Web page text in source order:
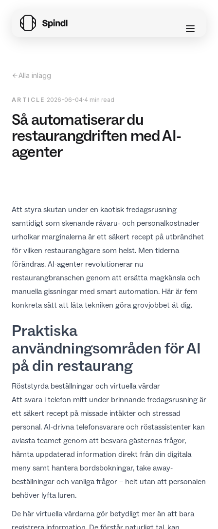
SV
Alla inlägg
ARTICLE ·2026-06-04·4 min read
Så automatiserar du
restaurangdriften med AI-
agenter
Att styra skutan under en kaotisk fredagsrusning
samtidigt som skenande råvaru- och personalkostnader
urholkar marginalerna är ett säkert recept på utbrändhet
för vilken restaurangägare som helst. Men tiderna
förändras. AI-agenter revolutionerar nu
restaurangbranschen genom att ersätta magkänsla och
manuella gissningar med smart automation. Här är fem
konkreta sätt att låta tekniken göra grovjobbet åt dig.
Praktiska
användningsområden för AI
på din restaurang
Röststyrda beställningar och virtuella värdar
Att svara i telefon mitt under brinnande fredagsrusning är
ett säkert recept på missade intäkter och stressad
personal. AI-drivna telefonsvarare och röstassistenter kan
avlasta teamet genom att besvara gästernas frågor,
hämta uppdaterad information direkt från din digitala
meny samt hantera bordsbokningar, take away-
beställningar och vanliga frågor – helt utan att personalen
behöver lyfta luren.
De här virtuella värdarna gör betydligt mer än att bara